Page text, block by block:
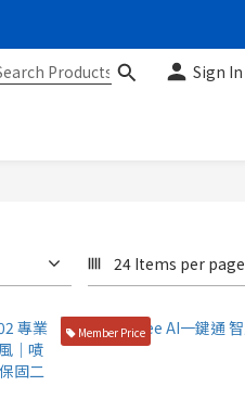
Sign In
24 Items per page
Member Price